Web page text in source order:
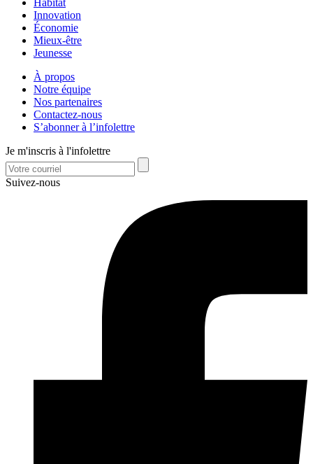
Innovation
Économie
Mieux-être
Jeunesse
À propos
Notre équipe
Nos partenaires
Contactez-nous
S’abonner à l’infolettre
Je m'inscris à l'infolettre
Suivez-nous